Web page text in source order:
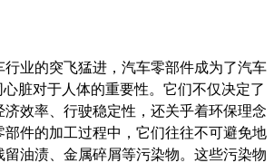
行业的突飞猛进，汽车零部件成为了汽车
脏对于人体的重要性。它们不仅决定了
效率、行驶稳定性，还关乎着环保理念
部件的加工过程中，它们往往不可避免地
留油渍、金属碎屑等污染物。这些污染物